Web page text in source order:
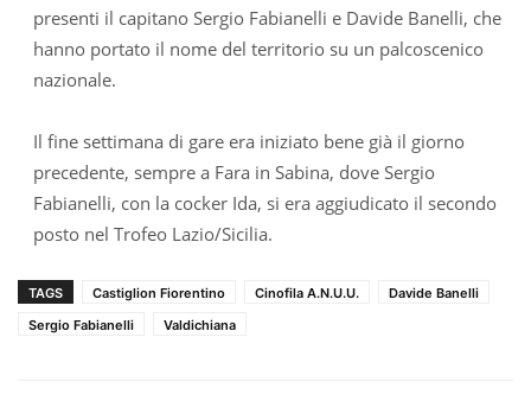
presenti il capitano Sergio Fabianelli e Davide Banelli, che
hanno portato il nome del territorio su un palcoscenico
nazionale.
Il fine settimana di gare era iniziato bene già il giorno
precedente, sempre a Fara in Sabina, dove Sergio
Fabianelli, con la cocker Ida, si era aggiudicato il secondo
posto nel Trofeo Lazio/Sicilia.
TAGS Castiglion Fiorentino Cinofila A.N.U.U.
Davide Banelli
Sergio Fabianelli
Valdichiana